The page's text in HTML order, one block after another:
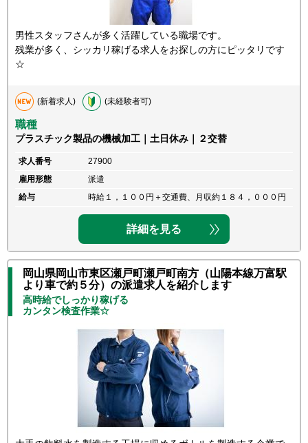
男性スタッフさんが多く活躍している職場です。
残業が多く、シッカリ稼げる求人をお探しの方にピッタリです
☆
(新着求人) (未経験者可)
職種
プラスチック製品の機械加工｜土日休み｜２交替
求人番号
27900
雇用形態
派遣
給与
時給１，１００円＋交通費、月収約１８４，０００円
詳細を見る
岡山県岡山市東区瀬戸町瀬戸町南方（山陽本線万富駅
より車で約５分）の派遣求人を紹介します
高時給でしっかり稼げる
カンタン検査作業☆